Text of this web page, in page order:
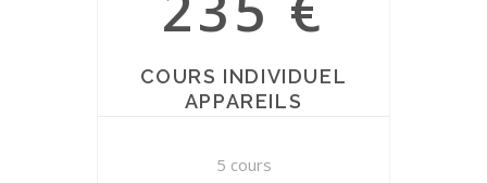
COURS INDIVIDUEL
APPAREILS
5 cours